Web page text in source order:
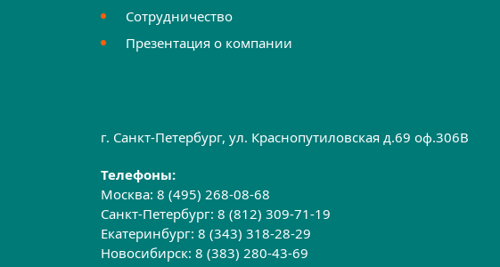
Сотрудничество
Презентация о компании
г. Санкт-Петербург, ул. Краснопутиловская д.69 оф.306B
Телефоны:
Москва:8 (495) 268-08-68
Санкт-Петербург:8 (812) 309-71-19
Екатеринбург:8 (343) 318-28-29
Новосибирск:8 (383) 280-43-69